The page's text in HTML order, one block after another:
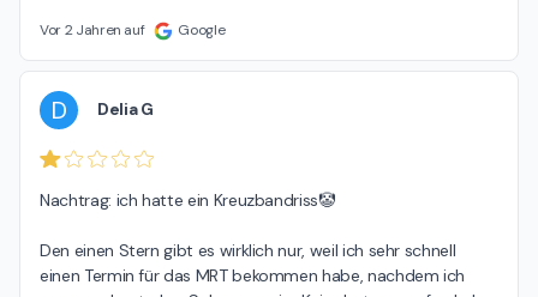
Vor 2 Jahren auf Google
D Delia G
Nachtrag: ich hatte ein Kreuzbandriss🤡
Den einen Stern gibt es wirklich nur, weil ich sehr schnell
einen Termin für das MRT bekommen habe, nachdem ich